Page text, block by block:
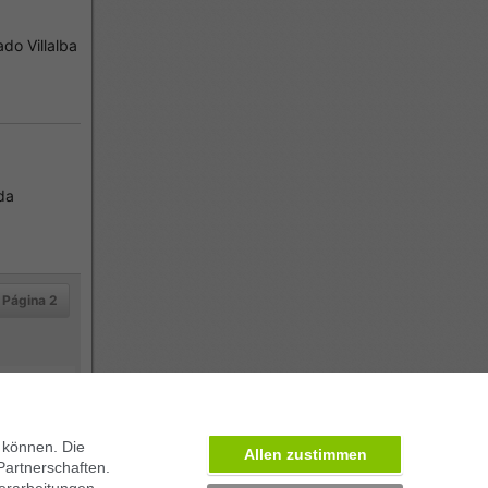
Villalba
Página 2
Die
Allen zustimmen